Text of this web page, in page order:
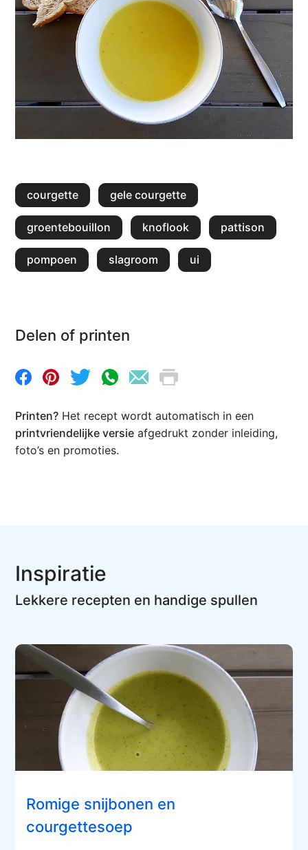
courgette gele courgette
groentebouillon knoflook pattison
pompoen slagroom ui
Delen of printen
Printen? Het recept wordt automatisch in een
printvriendelijke versie afgedrukt zonder inleiding,
foto’s en promoties.
Inspiratie
Lekkere recepten en handige spullen
Romige snijbonen en
courgettesoep